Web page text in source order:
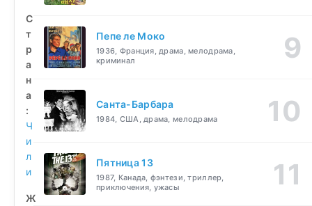
С
т
р
а
н
а
:
Ч
и
л
и
Ж
Пепе ле Моко
1936, Франция, драма, мелодрама,
криминал
Санта-Барбара
1984, США, драма, мелодрама
Пятница 13
1987, Канада, фэнтези, триллер,
приключения, ужасы